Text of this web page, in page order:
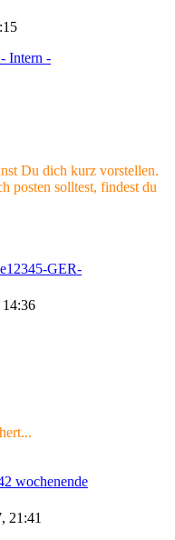
Intern -
Du dich kurz vorstellen.
posten solltest, findest du
GER-
wochenende
21:41